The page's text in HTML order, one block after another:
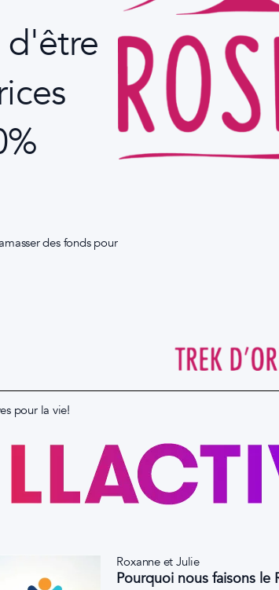
d'être
des fonds pour
pour la vie!
Roxanne et Julie
Pourquoi nous faisons le